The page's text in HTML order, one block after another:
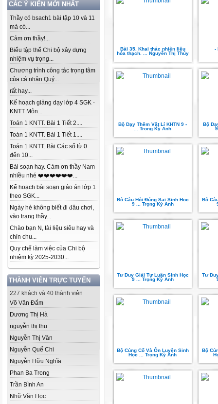
CÁC Ý KIẾN MỚI NHẤT
Thầy có bsach1 bài tập 10 và 11
mà có...
Cảm ơn thầy!...
Biểu tập thể Chi bộ xây dựng
nhiệm vụ trọng...
Chương trình công tác trọng tâm
của cá nhân Quý...
rất hay...
Kế hoạch giảng dạy lớp 4 SGK -
KNTT Môn...
Toán 1 KNTT. Bài 1 Tiết 2....
Toán 1 KNTT. Bài 1 Tiết 1....
Toán 1 KNTT. Bài Các số từ 0
đến 10...
Bài soạn hay. Cảm ơn thầy Nam
nhiều nhé ❤️❤️❤️❤️❤️❤️...
Kế hoạch bài soạn giáo án lớp 1
theo SGK...
Ngày hè không biết đi đâu chơi,
vào trang thầy...
Chào bạn N, tài liệu siêu hay và
chỉn chu...
Quy chế làm việc của Chi bộ
nhiệm kỳ 2025-2030...
THÀNH VIÊN TRỰC TUYẾN
227 khách và 40 thành viên
Võ Văn Đẩm
Dương Thị Hà
nguyễn thị thu
Nguyễn Thị Vân
Nguyễn Quế Chi
Nguyễn Hữu Nghĩa
Phan Ba Trong
Trần Bình An
Nhữ Văn Học
Bài 35. Khai thác nhiên liệu
hóa thạch. ... Nguyễn Thị Thúy
-
Bộ Dạy Thêm Vật Lí KHTN 9 -
... Trọng Kỳ Anh
Bộ
Bộ Câu Hỏi Đúng Sai Sinh Học
9 ... Trọng Kỳ Anh
Bộ
Tư Duy Giải Tự Luận Sinh Học
9 ... Trọng Kỳ Anh
Tư
Bộ Củng Cố Và Ôn Luyện Sinh
Học ... Trọng Kỳ Anh
Bộ